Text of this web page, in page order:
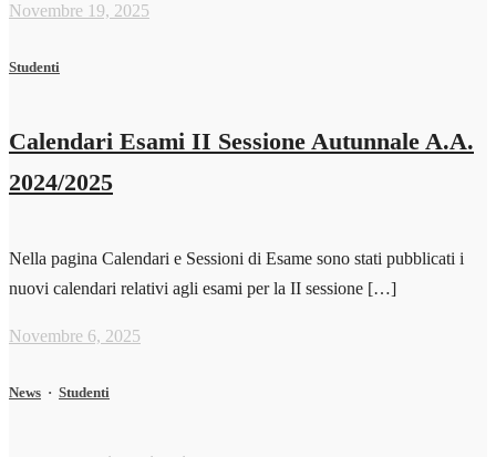
Novembre 19, 2025
Studenti
Calendari Esami II Sessione Autunnale A.A.
2024/2025
Nella pagina Calendari e Sessioni di Esame sono stati pubblicati i
nuovi calendari relativi agli esami per la II sessione […]
Novembre 6, 2025
News · Studenti